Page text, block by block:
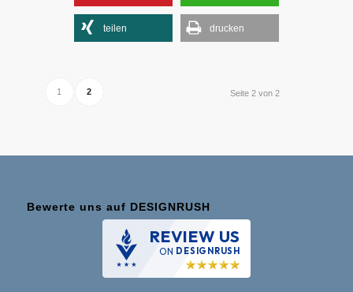
teilen drucken
Seite 2 von 2
1 2
Bewerte uns auf DESIGNRUSH
REVIEW US
ON DESIGNRUSH